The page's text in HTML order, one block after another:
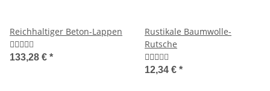
Reichhaltiger Beton-Lappen
133,28 € *
Rustikale Baumwolle-
Rutsche
12,34 € *